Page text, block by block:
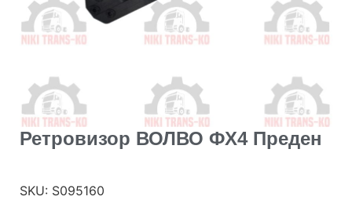
Ретровизор ВОЛВО ФХ4 Преден
SKU: S095160